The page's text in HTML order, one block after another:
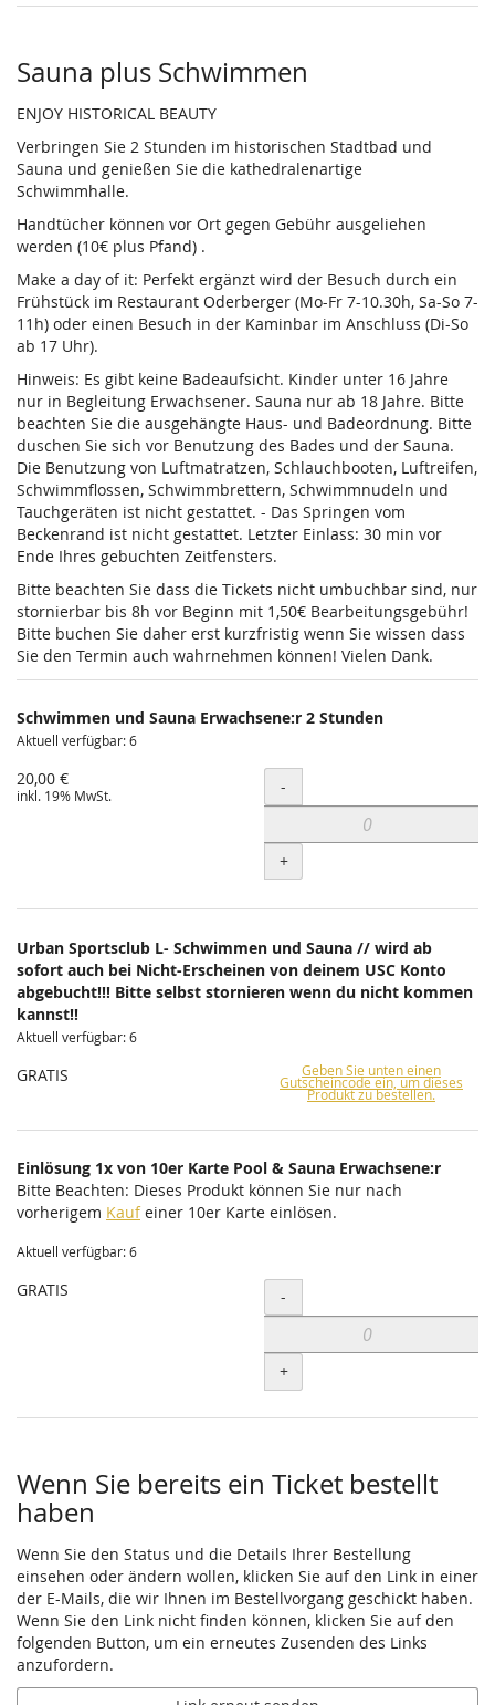
Sauna plus Schwimmen
ENJOY HISTORICAL BEAUTY
Verbringen Sie 2 Stunden im historischen Stadtbad und
Sauna und genießen Sie die kathedralenartige
Schwimmhalle.
Handtücher können vor Ort gegen Gebühr ausgeliehen
werden (10€ plus Pfand) .
Make a day of it: Perfekt ergänzt wird der Besuch durch ein
Frühstück im Restaurant Oderberger (Mo-Fr 7-10.30h, Sa-So 7-
11h) oder einen Besuch in der Kaminbar im Anschluss (Di-So
ab 17 Uhr).
Hinweis: Es gibt keine Badeaufsicht. Kinder unter 16 Jahre
nur in Begleitung Erwachsener. Sauna nur ab 18 Jahre. Bitte
beachten Sie die ausgehängte Haus- und Badeordnung. Bitte
duschen Sie sich vor Benutzung des Bades und der Sauna.
Die Benutzung von Luftmatratzen, Schlauchbooten, Luftreifen,
Schwimmflossen, Schwimmbrettern, Schwimmnudeln und
Tauchgeräten ist nicht gestattet. - Das Springen vom
Beckenrand ist nicht gestattet. Letzter Einlass: 30 min vor
Ende Ihres gebuchten Zeitfensters.
Bitte beachten Sie dass die Tickets nicht umbuchbar sind, nur
stornierbar bis 8h vor Beginn mit 1,50€ Bearbeitungsgebühr!
Bitte buchen Sie daher erst kurzfristig wenn Sie wissen dass
Sie den Termin auch wahrnehmen können! Vielen Dank.
Schwimmen und Sauna Erwachsene:r 2 Stunden
Aktuell verfügbar: 6
20,00 €
inkl. 19% MwSt. Menge
-
+
Urban Sportsclub L- Schwimmen und Sauna // wird ab
sofort auch bei Nicht-Erscheinen von deinem USC Konto
abgebucht!!! Bitte selbst stornieren wenn du nicht kommen
kannst!!
Aktuell verfügbar: 6
GRATIS Geben Sie unten einen
Gutscheincode ein, um dieses
Produkt zu bestellen.
Einlösung 1x von 10er Karte Pool & Sauna Erwachsene:r
Bitte Beachten: Dieses Produkt können Sie nur nach
vorherigem Kaufeiner 10er Karte einlösen.
Aktuell verfügbar: 6
GRATIS Menge
-
+
Wenn Sie bereits ein Ticket bestellt
haben
Wenn Sie den Status und die Details Ihrer Bestellung
einsehen oder ändern wollen, klicken Sie auf den Link in einer
der E-Mails, die wir Ihnen im Bestellvorgang geschickt haben.
Wenn Sie den Link nicht finden können, klicken Sie auf den
folgenden Button, um ein erneutes Zusenden des Links
anzufordern.